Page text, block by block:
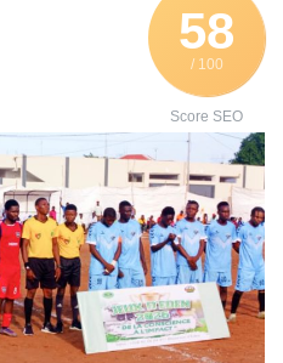
58
/ 100
Score SEO